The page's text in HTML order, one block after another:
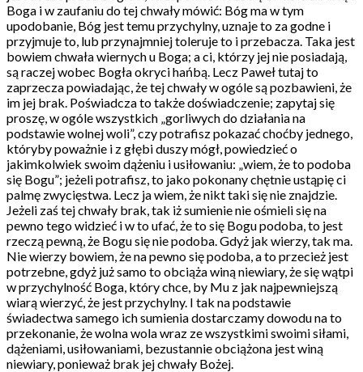
Boga i w zaufaniu do tej chwały mówić: Bóg ma w tym
upodobanie, Bóg jest temu przychylny, uznaje to za godne i
przyjmuje to, lub przynajmniej toleruje to i przebacza. Taka jest
bowiem chwała wiernych u Boga; a ci, którzy jej nie posiadają,
są raczej wobec Bogła okryci hańbą. Lecz Paweł tutaj to
zaprzecza powiadając, że tej chwały w ogóle są pozbawieni, że
im jej brak. Poświadcza to także doświadczenie; zapytaj się
proszę, w ogóle wszystkich „gorliwych do działania na
podstawie wolnej woli”, czy potrafisz pokazać choćby jednego,
któryby poważnie i z głębi duszy mógł, powiedzieć o
jakimkolwiek swoim dążeniu i usiłowaniu: „wiem, że to podoba
się Bogu”; jeżeli potrafisz, to jako pokonany chętnie ustąpię ci
palmę zwycięstwa. Lecz ja wiem, że nikt taki się nie znajdzie.
Jeżeli zaś tej chwały brak, tak iż sumienie nie ośmieli się na
pewno tego widzieć i w to ufać, że to się Bogu podoba, to jest
rzeczą pewną, że Bogu się nie podoba. Gdyż jak wierzy, tak ma.
Nie wierzy bowiem, że na pewno się podoba, a to przecież jest
potrzebne, gdyż już samo to obciąża winą niewiary, że się wątpi
w przychylność Boga, który chce, by Mu z jak najpewniejszą
wiarą wierzyć, że jest przychylny. I tak na podstawie
świadectwa samego ich sumienia dostarczamy dowodu na to
przekonanie, że wolna wola wraz ze wszystkimi swoimi siłami,
dążeniami, usiłowaniami, bezustannie obciążona jest winą
niewiary, ponieważ brak jej chwały Bożej.